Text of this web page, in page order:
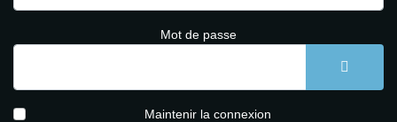
Mot de passe
Maintenir la connexion